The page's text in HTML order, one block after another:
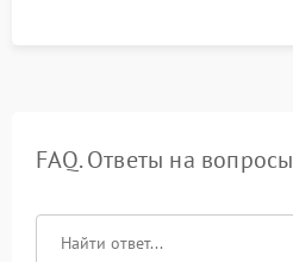
FAQ. Ответы на вопросы